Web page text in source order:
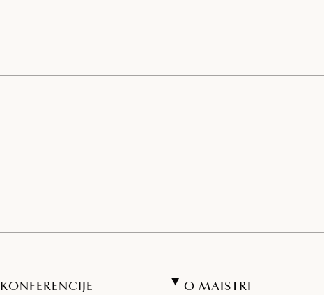
KONFERENCIJE O MAISTRI